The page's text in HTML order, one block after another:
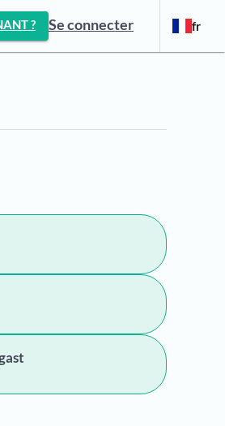
? Se connecter fr